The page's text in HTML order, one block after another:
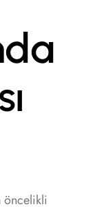
öncelikli